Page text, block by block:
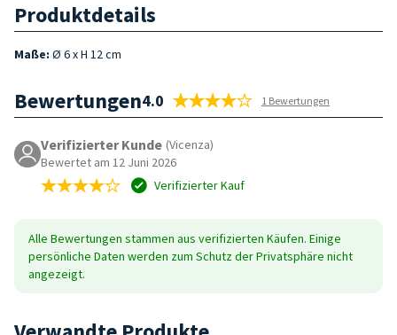
Produktdetails
Maße: Ø 6 x H 12 cm
Bewertungen4.0 1 Bewertungen
Verifizierter Kunde (Vicenza)
Bewertet am 12 Juni 2026
Verifizierter Kauf
Alle Bewertungen stammen aus verifizierten Käufen. Einige
persönliche Daten werden zum Schutz der Privatsphäre nicht
angezeigt.